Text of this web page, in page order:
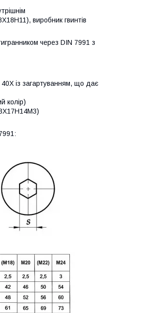
виробник гвинтів
через DIN 7991 з
із загартуванням, що дає
колір)